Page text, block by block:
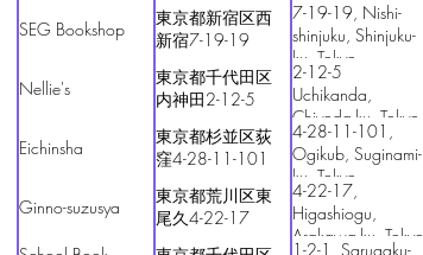
SEG Bookshop
東京都新宿区西
新宿7-19-19
7-19-19, Nishi-
shinjuku, Shinjuku-
ku, Tokyo
Nellie's
東京都千代田区
内神田2-12-5
2-12-5
Uchikanda,
Chiyoda-ku, Tokyo
Eichinsha
東京都杉並区荻
窪4-28-11-101
4-28-11-101,
Ogikub, Suginami-
ku, Tokyo
Ginno-suzusya
東京都荒川区東
尾久4-22-17
4-22-17,
Higashiogu,
Arakawa-ku, Tokyo
1-2-1, Sarugaku-